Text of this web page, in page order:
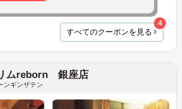
すべてのクーポンを見る
4
ムreborn 銀座店
ンギンザテン